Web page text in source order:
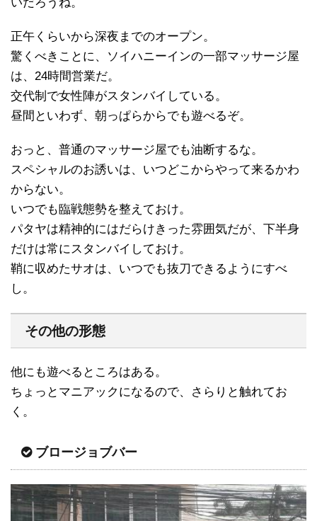
正午くらいから深夜までのオープン。
驚くべきことに、ソイハニーインの一部マッサージ屋
は、24時間営業だ。
交代制で女性陣がスタンバイしている。
昼間といわず、朝っぱらからでも遊べるぞ。
おっと、普通のマッサージ屋でも油断するな。
スペシャルのお誘いは、いつどこからやって来るかわ
からない。
いつでも臨戦態勢を整えておけ。
パタヤは精神的にはだらけきった雰囲気だが、下半身
だけは常にスタンバイしておけ。
鞘に収めたサオは、いつでも抜刀できるようにすべ
し。
その他の形態
他にも遊べるところはある。
ちょっとマニアックになるので、さらりと触れてお
く。
ブロージョブバー